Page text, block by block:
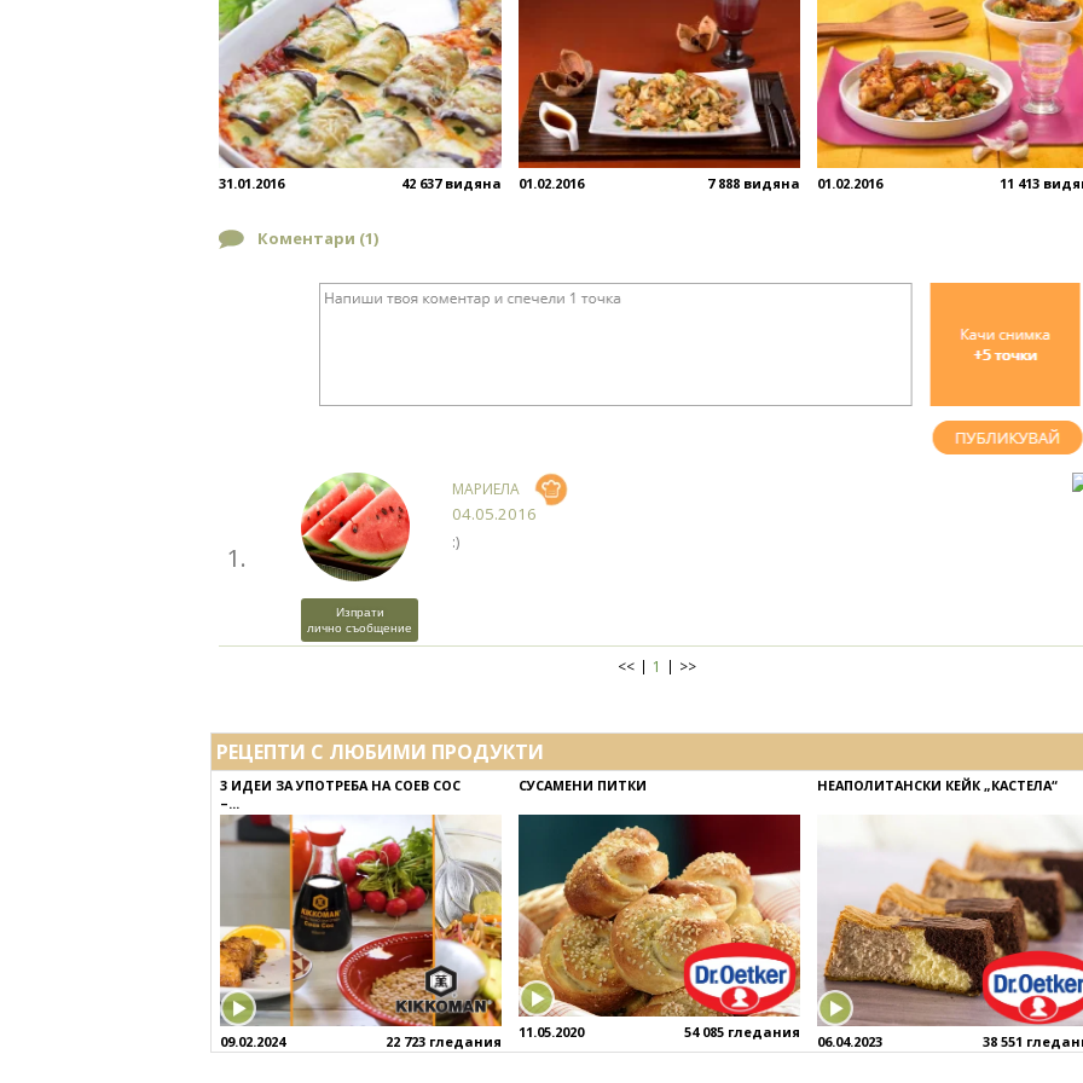
31.01.2016 42 637 видяна 01.02.2016 7 888 видяна 01.02.2016 11 413
Коментари (1)
1.
Изпрати
лично съобщение
МАРИЕЛА
04.05.2016
:)
<< 1 >>
РЕЦЕПТИ С ЛЮБИМИ ПРОДУКТИ
3 ИДЕИ ЗА УПОТРЕБА НА СОЕВ СОС
–...
09.02.2024 22 723 гледания
СУСАМЕНИ ПИТКИ
11.05.2020 54 085 гледания
НЕАПОЛИТАНСКИ КЕЙК „КАСТЕЛА“
06.04.2023 38 551